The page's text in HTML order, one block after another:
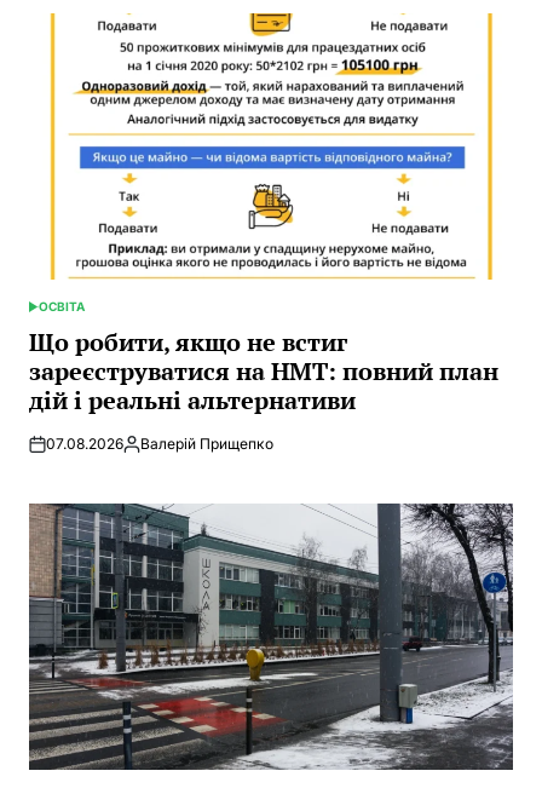
POSTED
IN
ОСВІТА
Що робити, якщо не встиг
зареєструватися на НМТ: повний план
дій і реальні альтернативи
07.08.2026Posted
Валерій Прищепко